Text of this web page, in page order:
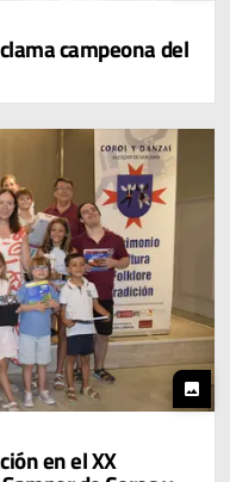
campeona del
photo
en el XX